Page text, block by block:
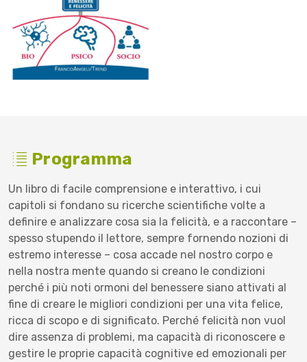
Programma
Un libro di facile comprensione e interattivo, i cui
capitoli si fondano su ricerche scientifiche volte a
definire e analizzare cosa sia la felicità, e a raccontare –
spesso stupendo il lettore, sempre fornendo nozioni di
estremo interesse – cosa accade nel nostro corpo e
nella nostra mente quando si creano le condizioni
perché i più noti ormoni del benessere siano attivati al
fine di creare le migliori condizioni per una vita felice,
ricca di scopo e di significato. Perché felicità non vuol
dire assenza di problemi, ma capacità di riconoscere e
gestire le proprie capacità cognitive ed emozionali per